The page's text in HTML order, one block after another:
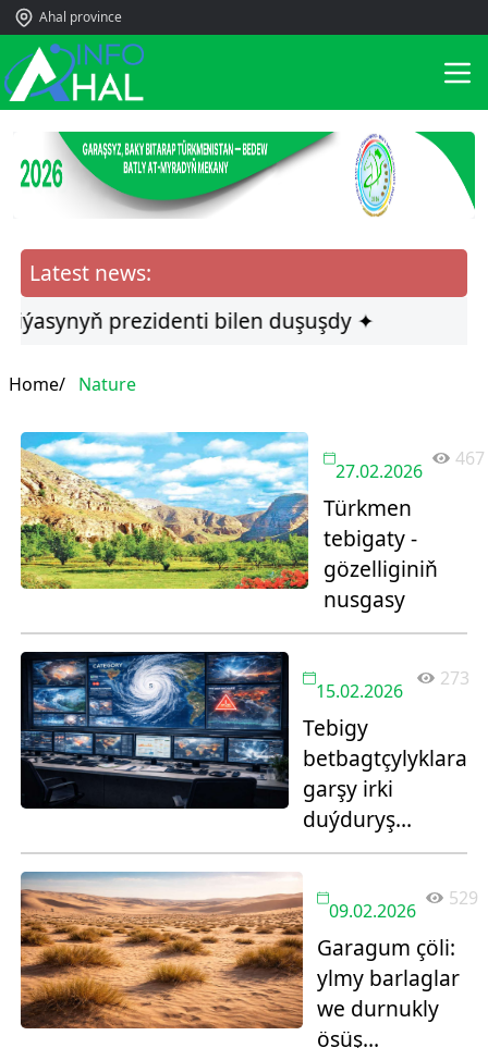
Ahal province
Latest news:
prezidenti bilen duşuşdy ✦
Home/ Nature
27.02.2026
467
Türkmen
tebigaty -
gözelliginiň
nusgasy
15.02.2026
273
Tebigy
betbagtçylyklara
garşy irki
duýduryş
ulgamlary: sanly
we global
howpsuzlyk
09.02.2026
529
Garagum çöli:
ylmy barlaglar
we durnukly
ösüş